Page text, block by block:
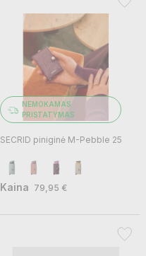
NEMOKAMAS
PRISTATYMAS
SECRID piniginė M-Pebble 25
Kaina 79,95 €